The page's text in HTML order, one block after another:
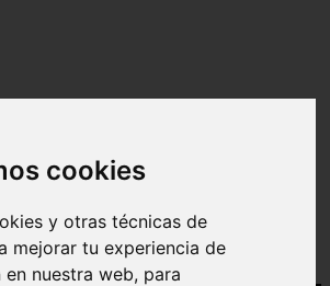
cookies
y otras técnicas de
mejorar tu experiencia de
en nuestra web, para
novia (2026) - Final